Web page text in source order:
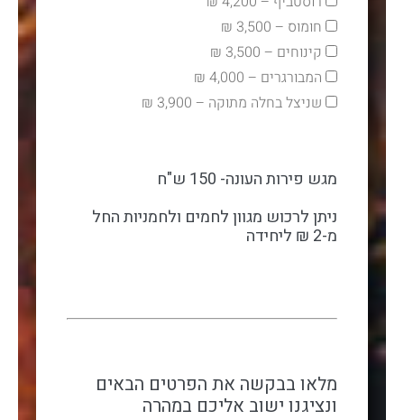
חומוס – 3,500 ₪
קינוחים – 3,500 ₪
המבורגרים – 4,000 ₪
שניצל בחלה מתוקה – 3,900 ₪
מגש פירות העונה- 150 ש"ח
ניתן לרכוש מגוון לחמים ולחמניות החל
מ-2 ₪ ליחידה
מלאו בבקשה את הפרטים הבאים
ונציגנו ישוב אליכם במהרה